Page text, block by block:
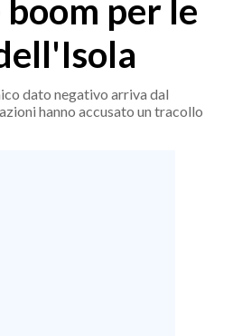
per le
dato negativo arriva dal
hanno accusato un tracollo